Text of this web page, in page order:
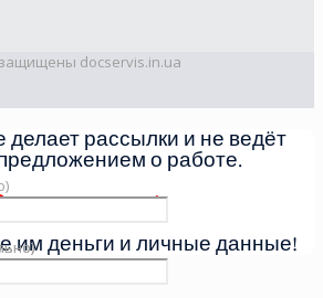
docservis.in.ua
рассылки и не ведёт
о работе.
мошенники!
им деньги и личные данные!